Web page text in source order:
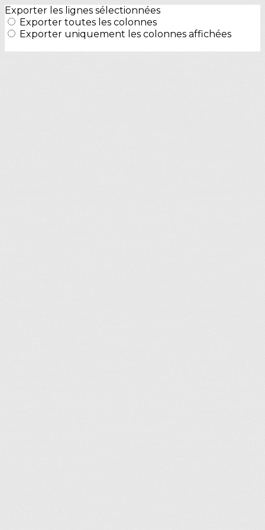
Exporter les lignes sélectionnées
Exporter toutes les colonnes
Exporter uniquement les colonnes affichées